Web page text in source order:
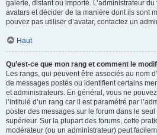
galerie, distant ou importé. L’administrateur
avatars et décider de la manière dont ils sont
pouvez pas utiliser d’avatar, contactez un
Haut
Qu’est-ce que mon rang et comment le
Les rangs, qui peuvent être associés au nom
de messages postés ou identifient certains
et administrateurs. En général, vous ne
l’intitulé d’un rang car il est paramétré par
poster des messages sur le forum dans le
supérieur. Sur la plupart des forums, cette
modérateur (ou un administrateur) peut